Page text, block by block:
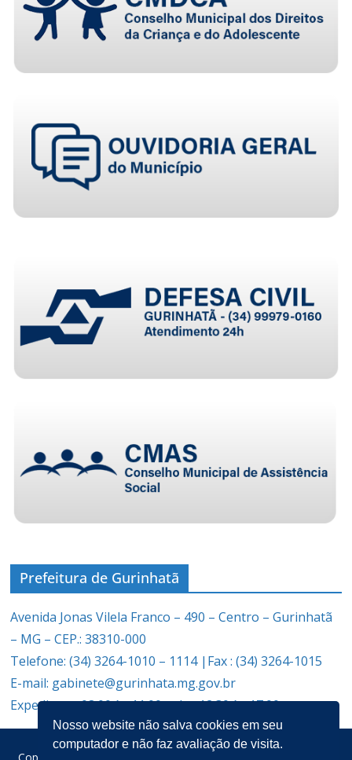
Prefeitura de Gurinhatã
Avenida Jonas Vilela Franco – 490 – Centro – Gurinhatã
– MG – CEP.: 38310-000
Telefone: (34) 3264-1010 – 1114 |Fax : (34) 3264-1015
E-mail: gabinete@gurinhata.mg.gov.br
Expediente: 08:00 às 11:00 e das 12:30 às 17:00
Nosso website não salva cookies em seu
computador e não faz avaliação de visita.